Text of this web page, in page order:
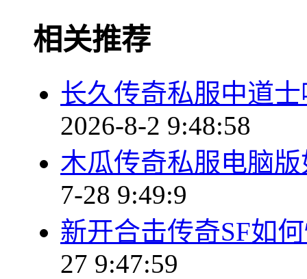
相关推荐
长久传奇私服中道
2026-8-2 9:48:58
木瓜传奇私服电脑
7-28 9:49:9
新开合击传奇SF如
27 9:47:59